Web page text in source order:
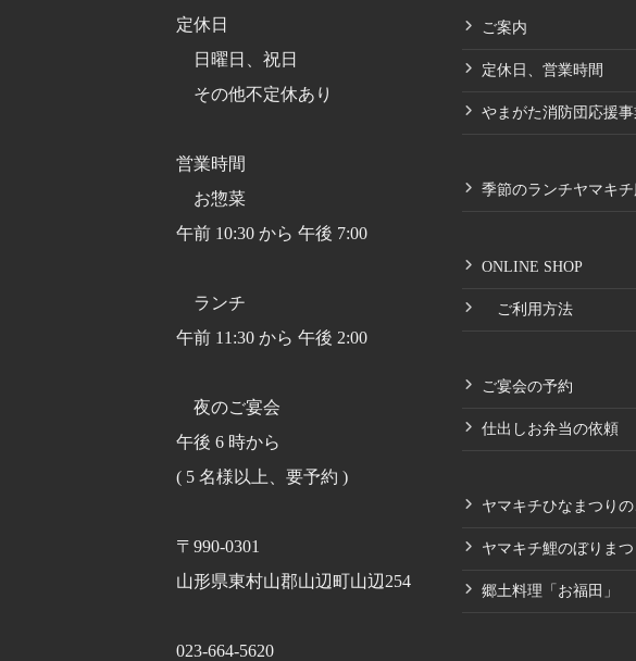
定休日
日曜日、祝日
その他不定休あり
営業時間
お惣菜
午前 10:30 から 午後 7:00
ランチ
午前 11:30 から 午後 2:00
夜のご宴会
午後 6 時から
( 5 名様以上、要予約 )
〒990-0301
山形県東村山郡山辺町山辺254
023-664-5620
ご案内
定休日、営業時間
やまがた消防団応援
季節のランチヤマキ
ONLINE SHOP
ご利用方法
ご宴会の予約
仕出しお弁当の依頼
ヤマキチひなまつり
ヤマキチ鯉のぼりま
郷土料理「お福田」